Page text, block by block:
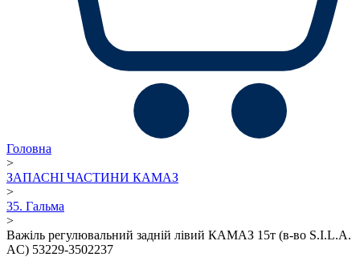
Головна
>
ЗАПАСНІ ЧАСТИНИ КАМАЗ
>
35. Гальма
>
Важіль регулювальний задній лівий КАМАЗ 15т (в-во S.I.L.A.
AC) 53229-3502237